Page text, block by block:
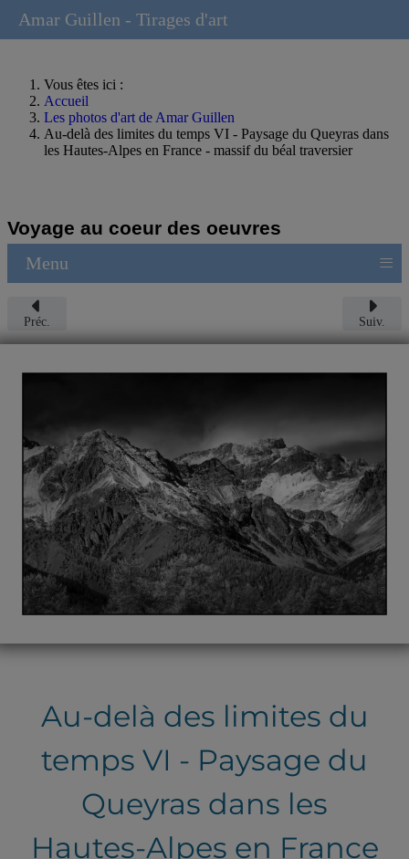
Vous êtes ici :
Accueil
Les photos d'art de Amar Guillen
Au-delà des limites du temps VI - Paysage du Queyras dans
les Hautes-Alpes en France - massif du béal traversier
Voyage au coeur des oeuvres
Menu ≡
Préc. Suiv.
Au-delà des limites du
temps VI - Paysage du
Queyras dans les
Hautes-Alpes en France
Amar Guillen - Tirages d'art